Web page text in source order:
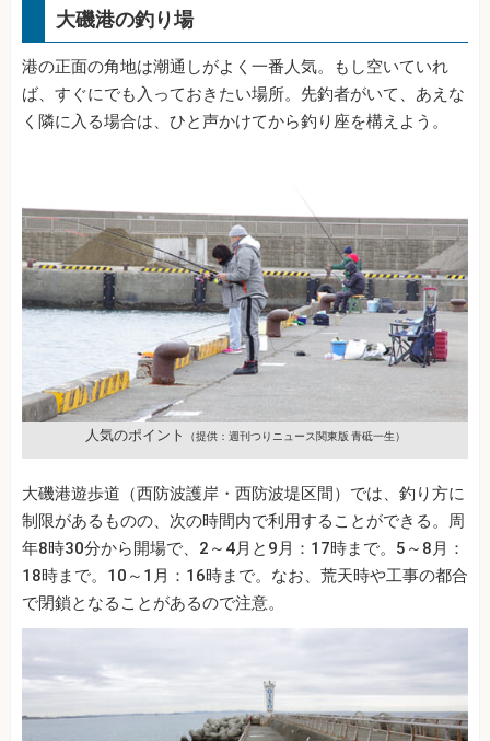
大磯港の釣り場
港の正面の角地は潮通しがよく一番人気。もし空いていれ
ば、すぐにでも入っておきたい場所。先釣者がいて、あえな
く隣に入る場合は、ひと声かけてから釣り座を構えよう。
人気のポイント （提供：週刊つりニュース関東版 青砥一生）
大磯港遊歩道（西防波護岸・西防波堤区間）では、釣り方に
制限があるものの、次の時間内で利用することができる。周
年8時30分から開場で、2～4月と9月：17時まで。5～8月：
18時まで。10～1月：16時まで。なお、荒天時や工事の都合
で閉鎖となることがあるので注意。